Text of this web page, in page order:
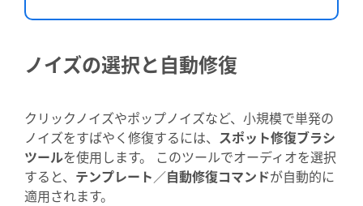
ノイズの選択と自動修復
クリックノイズやポップノイズなど、小規模で単発の
ノイズをすばやく修復するには、 スポット修復ブラシ
ツールを使用します。 このツールでオーディオを選択
すると、 テンプレート／自動修復コマンドが自動的に
適用されます。